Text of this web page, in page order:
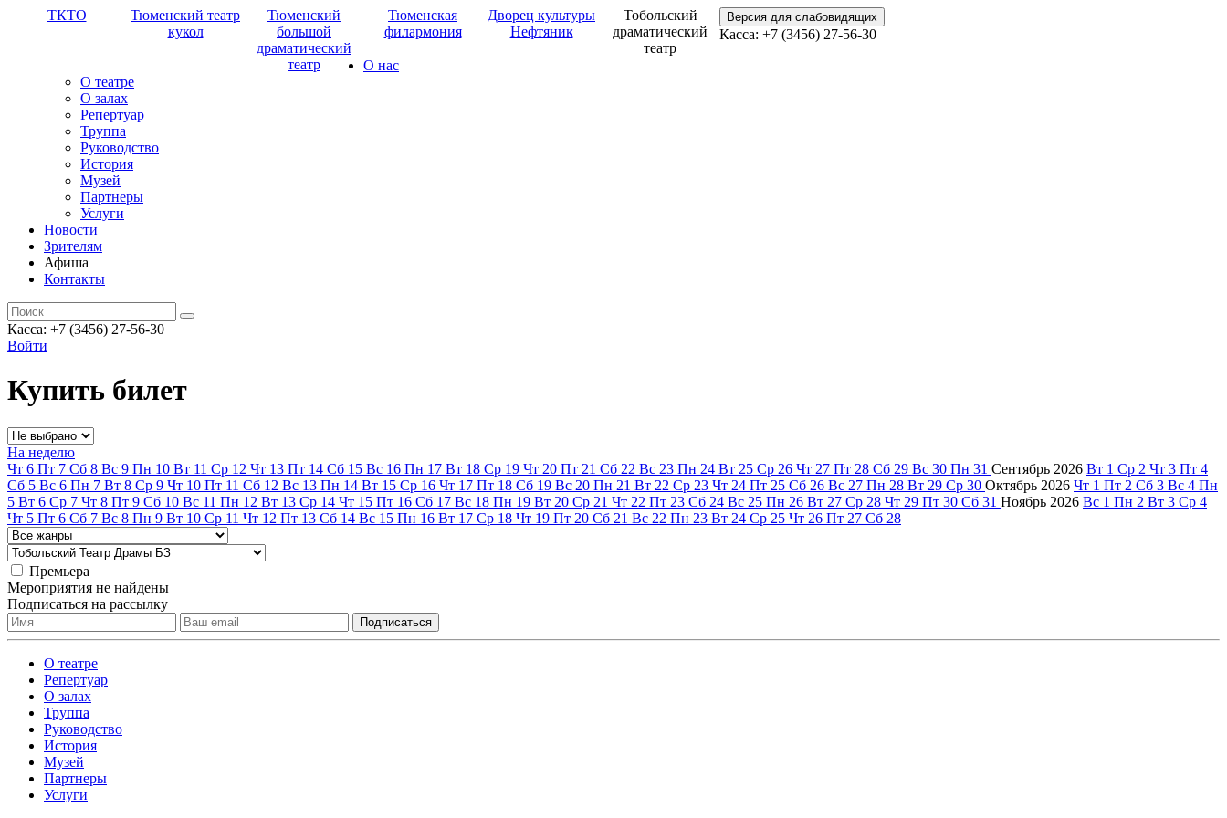
ТКТО
Тюменский театр
кукол
Тюменский
большой
драматический
театр
Тюменская
филармония
Дворец культуры
Нефтяник
Тобольский
драматический
театр
Версия для слабовидящих
Касса: +7 (3456) 27-56-30
О нас
О театре
О залах
Репертуар
Труппа
Руководство
История
Музей
Партнеры
Услуги
Новости
Зрителям
Афиша
Контакты
Касса: +7 (3456) 27-56-30
Войти
Купить билет
На неделю
Чт 6 Пт 7 Сб 8 Вс 9 Пн 10 Вт 11 Ср 12 Чт 13 Пт 14 Сб 15 Вс 16 Пн 17 Вт 18 Ср 19 Чт 20 Пт 21 Сб 22 Вс 23 Пн 24 Вт 25 Ср 26 Чт 27 Пт 28 Сб 29 Вс 30 Пн 31 Сентябрь 2026 Вт 1 Ср 2 Чт 3 Пт 4
Сб 5 Вс 6 Пн 7 Вт 8 Ср 9 Чт 10 Пт 11 Сб 12 Вс 13 Пн 14 Вт 15 Ср 16 Чт 17 Пт 18 Сб 19 Вс 20 Пн 21 Вт 22 Ср 23 Чт 24 Пт 25 Сб 26 Вс 27 Пн 28 Вт 29 Ср 30 Октябрь 2026 Чт 1 Пт 2 Сб 3 Вс 4 Пн
5 Вт 6 Ср 7 Чт 8 Пт 9 Сб 10 Вс 11 Пн 12 Вт 13 Ср 14 Чт 15 Пт 16 Сб 17 Вс 18 Пн 19 Вт 20 Ср 21 Чт 22 Пт 23 Сб 24 Вс 25 Пн 26 Вт 27 Ср 28 Чт 29 Пт 30 Сб 31 Ноябрь 2026 Вс 1 Пн 2 Вт 3 Ср 4
Чт 5 Пт 6 Сб 7 Вс 8 Пн 9 Вт 10 Ср 11 Чт 12 Пт 13 Сб 14 Вс 15 Пн 16 Вт 17 Ср 18 Чт 19 Пт 20 Сб 21 Вс 22 Пн 23 Вт 24 Ср 25 Чт 26 Пт 27 Сб 28
Премьера
Мероприятия не найдены
Подписаться на рассылку
О театре
Репертуар
О залах
Труппа
Руководство
История
Музей
Партнеры
Услуги